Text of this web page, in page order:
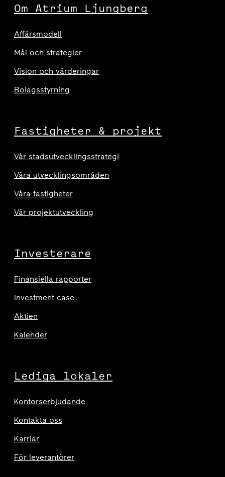
Om Atrium Ljungberg
Affärsmodell
Mål och strategier
Vision och värderingar
Bolagsstyrning
Fastigheter & projekt
Vår stadsutvecklingsstrategi
Våra utvecklingsområden
Våra fastigheter
Vår projektutveckling
Investerare
Finansiella rapporter
Investment case
Aktien
Kalender
Lediga lokaler
Kontorserbjudande
Kontakta oss
Karriär
För leverantörer